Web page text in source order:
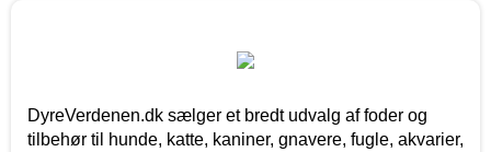
DyreVerdenen.dk sælger et bredt udvalg af foder og
tilbehør til hunde, katte, kaniner, gnavere, fugle, akvarier,